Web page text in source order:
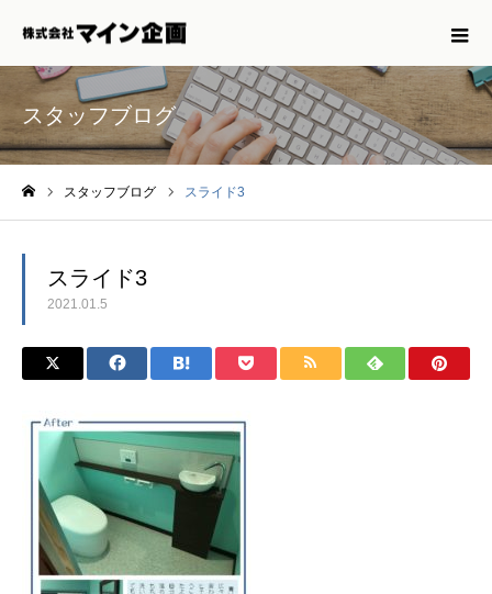
スタッフブログ
スタッフブログ スライド3
スライド3
2021.01.5